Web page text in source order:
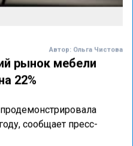
Автор: Ольга Чистова
рынок мебели
22%
сообщает пресс-